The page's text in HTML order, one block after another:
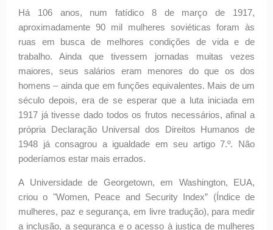
Há 106 anos, num fatídico 8 de março de 1917,
aproximadamente 90 mil mulheres soviéticas foram às
ruas em busca de melhores condições de vida e de
trabalho. Ainda que tivessem jornadas muitas vezes
maiores, seus salários eram menores do que os dos
homens – ainda que em funções equivalentes. Mais de um
século depois, era de se esperar que a luta iniciada em
1917 já tivesse dado todos os frutos necessários, afinal a
própria Declaração Universal dos Direitos Humanos de
1948 já consagrou a igualdade em seu artigo 7.º. Não
poderíamos estar mais errados.
A Universidade de Georgetown, em Washington, EUA,
criou o "Women, Peace and Security Index” (Índice de
mulheres, paz e segurança, em livre tradução), para medir
a inclusão, a segurança e o acesso à justiça de mulheres